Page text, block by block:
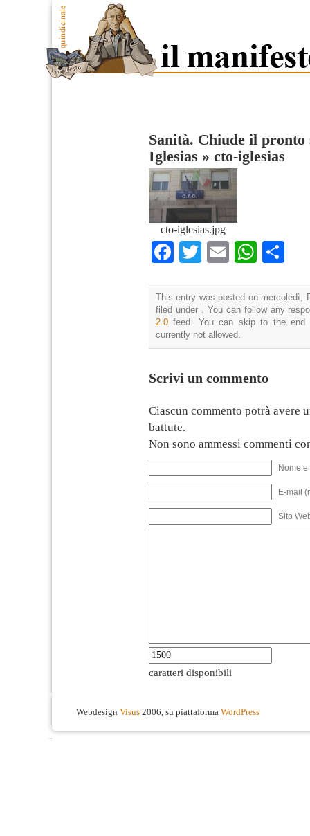
Sanità. Chiude il
Iglesias » cto-iglesias
cto-iglesias.jpg
Facebook
TwitterEmail
This entry was posted on mercoledì,
filed under . You can follow any
2.0 feed. You can skip to the end
currently not allowed.
Scrivi un commento
Ciascun commento potrà avere
battute.
Non sono ammessi commenti
Nome
E-mail
Sito
caratteri disponibili
Webdesign Visus 2006, su piattaforma WordPress